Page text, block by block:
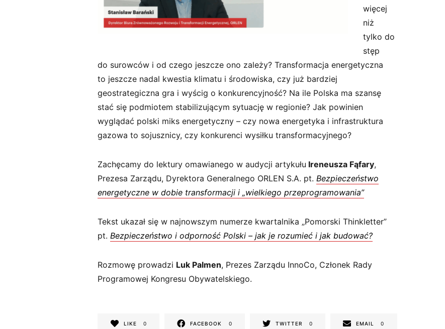
więcej
niż
tylko do
stęp
do surowców i od czego jeszcze ono zależy? Transformacja energetyczna
to jeszcze nadal kwestia klimatu i środowiska, czy już bardziej
geostrategiczna gra i wyścig o konkurencyjność? Na ile Polska ma szansę
stać się podmiotem stabilizującym sytuację w regionie? Jak powinien
wyglądać polski miks energetyczny – czy nowa energetyka i infrastruktura
gazowa to sojusznicy, czy konkurenci wysiłku transformacyjnego?
Zachęcamy do lektury omawianego w audycji artykułu Ireneusza Fąfary,
Prezesa Zarządu, Dyrektora Generalnego ORLEN S.A. pt.Bezpieczeństwo
energetyczne w dobie transformacji i „wielkiego przeprogramowania”
Tekst ukazał się w najnowszym numerze kwartalnika „Pomorski Thinkletter”
pt. ⁠Bezpieczeństwo i odporność Polski – jak je rozumieć i jak budować?
Rozmowę prowadzi Luk Palmen, Prezes Zarządu InnoCo, Członek Rady
Programowej Kongresu Obywatelskiego.
LIKE 0 FACEBOOK 0 TWITTER 0 EMAIL 0